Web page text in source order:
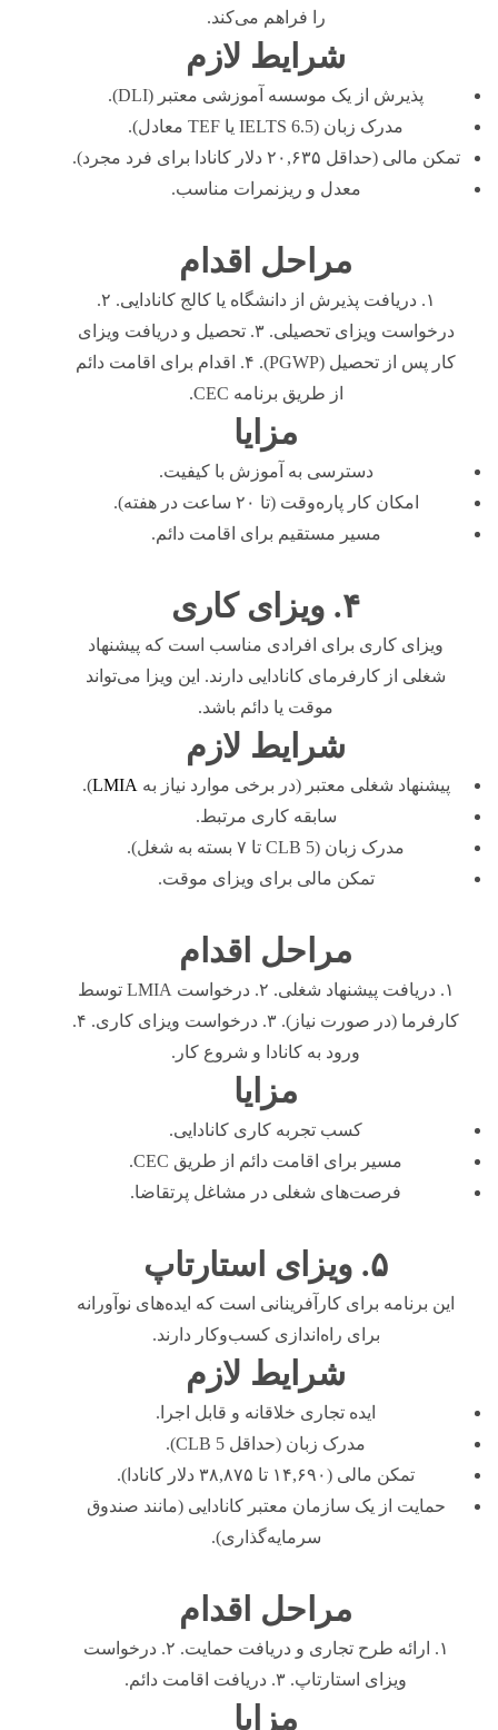
را فراهم می‌کند.
شرایط لازم
پذیرش از یک موسسه آموزشی معتبر (DLI).
مدرک زبان (IELTS 6.5 یا TEF معادل).
تمکن مالی (حداقل ۲۰,۶۳۵ دلار کانادا برای فرد مجرد).
معدل و ریزنمرات مناسب.
مراحل اقدام
۱. دریافت پذیرش از دانشگاه یا کالج کانادایی. ۲.
درخواست ویزای تحصیلی. ۳. تحصیل و دریافت ویزای
کار پس از تحصیل (PGWP). ۴. اقدام برای اقامت دائم
از طریق برنامه CEC.
مزایا
دسترسی به آموزش با کیفیت.
امکان کار پاره‌وقت (تا ۲۰ ساعت در هفته).
مسیر مستقیم برای اقامت دائم.
۴. ویزای کاری
ویزای کاری برای افرادی مناسب است که پیشنهاد
شغلی از کارفرمای کانادایی دارند. این ویزا می‌تواند
موقت یا دائم باشد.
شرایط لازم
پیشنهاد شغلی معتبر (در برخی موارد نیاز به LMIA
).
سابقه کاری مرتبط.
مدرک زبان (CLB 5 تا ۷ بسته به شغل).
تمکن مالی برای ویزای موقت.
مراحل اقدام
۱. دریافت پیشنهاد شغلی. ۲. درخواست LMIA توسط
کارفرما (در صورت نیاز). ۳. درخواست ویزای کاری. ۴.
ورود به کانادا و شروع کار.
مزایا
کسب تجربه کاری کانادایی.
مسیر برای اقامت دائم از طریق CEC.
فرصت‌های شغلی در مشاغل پرتقاضا.
۵. ویزای استارتاپ
این برنامه برای کارآفرینانی است که ایده‌های نوآورانه
برای راه‌اندازی کسب‌وکار دارند.
شرایط لازم
ایده تجاری خلاقانه و قابل اجرا.
مدرک زبان (حداقل CLB 5).
تمکن مالی (۱۴,۶۹۰ تا ۳۸,۸۷۵ دلار کانادا).
حمایت از یک سازمان معتبر کانادایی (مانند صندوق
سرمایه‌گذاری).
مراحل اقدام
۱. ارائه طرح تجاری و دریافت حمایت. ۲. درخواست
ویزای استارتاپ. ۳. دریافت اقامت دائم.
مزایا